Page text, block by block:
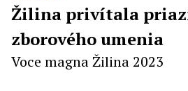
Žilina privítala
zborového umenia
Voce magna Žilina 2023